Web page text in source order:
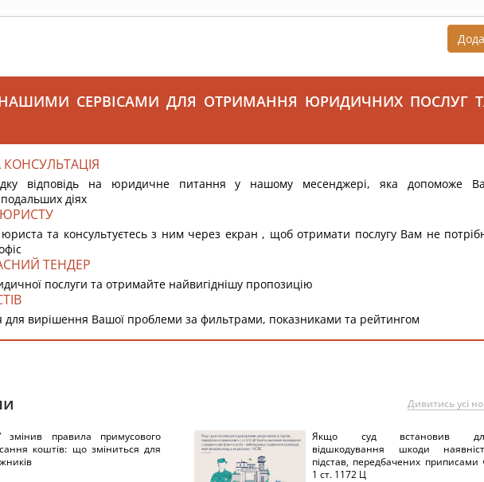
НАШИМИ СЕРВІСАМИ ДЛЯ ОТРИМАННЯ ЮРИДИЧНИХ ПОСЛУГ
відповідь на юридичне питання у нашому месенджері, яка допоможе
діях
ЮРИСТУ
та консультуєтесь з ним через екран , щоб отримати послугу Вам не
ТЕНДЕР
послуги та отримайте найвигіднішу пропозицію
для вирішення Вашої проблеми за фильтрами, показниками та рейтингом
Дивитись усі
змінив правила примусового
коштів: що зміниться для
Якщо суд встановив
відшкодування шкоди
підстав, передбачених приписами
1 ст. 1172 Ц